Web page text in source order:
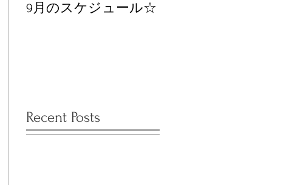
9月のスケジュール☆
Recent Posts